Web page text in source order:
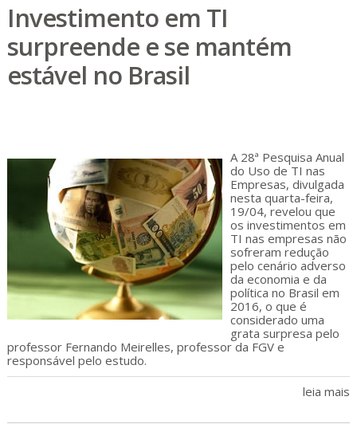
Investimento em TI
surpreende e se mantém
estável no Brasil
A 28ª Pesquisa Anual
do Uso de TI nas
Empresas, divulgada
nesta quarta-feira,
19/04, revelou que
os investimentos em
TI nas empresas não
sofreram redução
pelo cenário adverso
da economia e da
política no Brasil em
2016, o que é
considerado uma
grata surpresa pelo
professor Fernando Meirelles, professor da FGV e
responsável pelo estudo.
leia mais